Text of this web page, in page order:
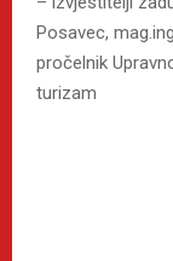
Posavec,
pročelnik
turizam